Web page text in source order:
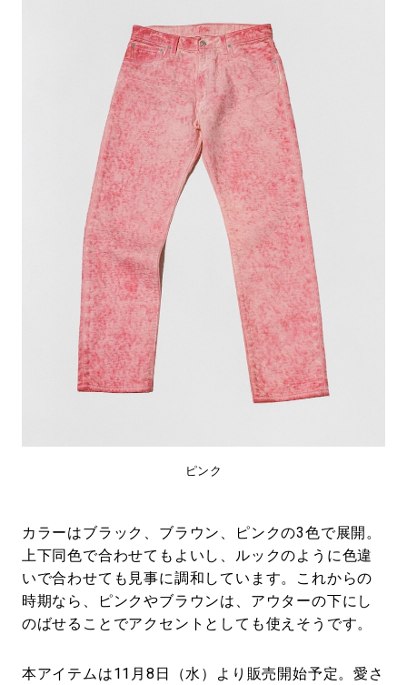
ピンク
カラーはブラック、ブラウン、ピンクの3色で展開。
上下同色で合わせてもよいし、ルックのように色違
いで合わせても見事に調和しています。これからの
時期なら、ピンクやブラウンは、アウターの下にし
のばせることでアクセントとしても使えそうです。
本アイテムは11月8日（水）より販売開始予定。愛さ